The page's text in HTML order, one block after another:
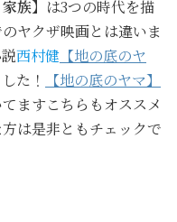
族】 は3つの時代を描
ヤクザ映画とは違いま
西村健 【地の底のヤ
た！
【地の底のヤマ】
ますこちらもオススメ
は是非ともチェックで